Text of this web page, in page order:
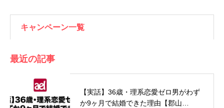
キャンペーン一覧
最近の記事
【実話】36歳・理系恋愛ゼロ男がわず
か9ヶ月で結婚できた理由【郡山…